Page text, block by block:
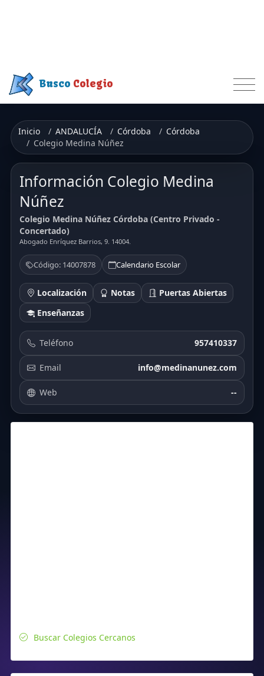
Busco Colegio
Inicio ANDALUCÍA Córdoba
Córdoba
Colegio Medina Núñez
Información Colegio Medina
Núñez
Colegio Medina Núñez Córdoba (Centro Privado -
Concertado)
Abogado Enríquez Barrios, 9. 14004.
Código: 14007878 Calendario Escolar
Localización Notas
Puertas Abiertas
Enseñanzas
Teléfono 957410337
Email info@medinanunez.com
Web --
Buscar Colegios Cercanos